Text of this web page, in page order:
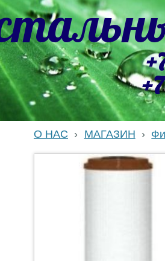
О НАС › МАГАЗИН ›